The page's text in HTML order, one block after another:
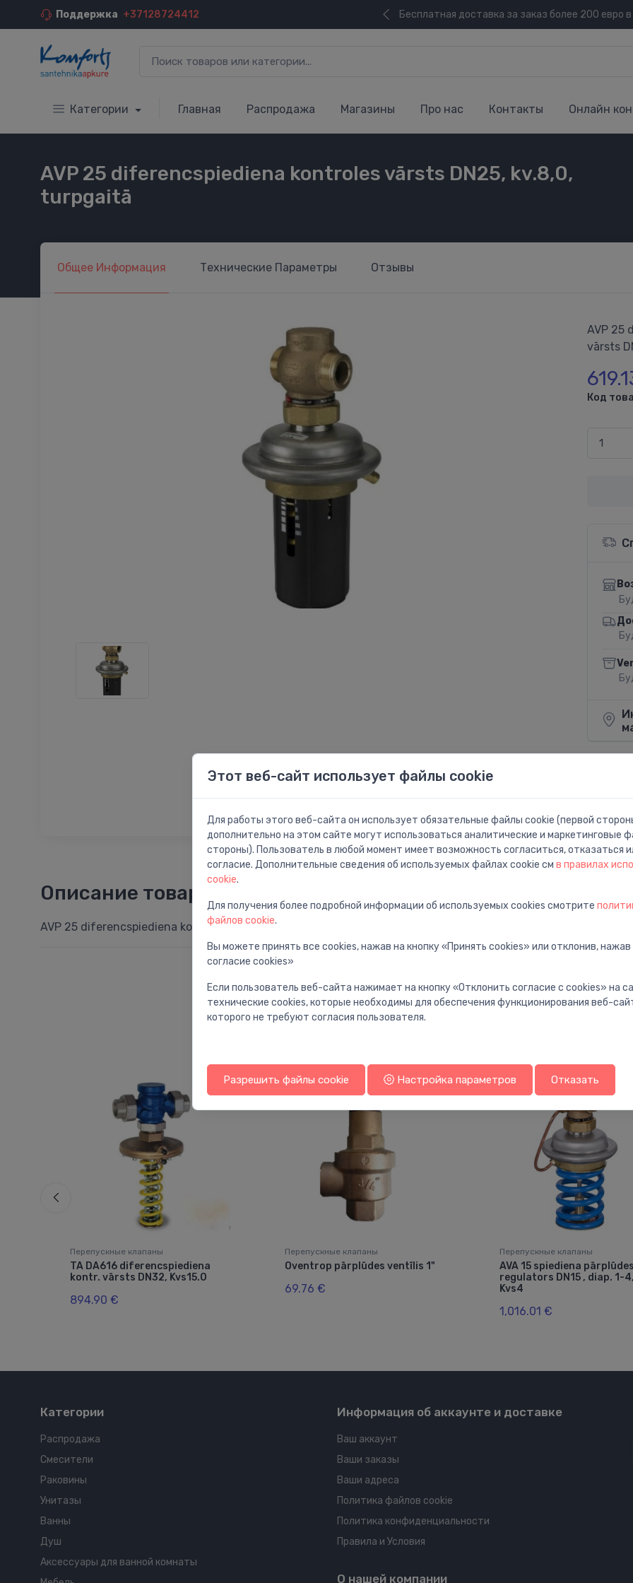
Поддержка +37128724412 Бесплатная доставка за заказ более 200 евро в
Категории Главная Распродажа Магазины Про нас Контакты Онлайн
AVP 25 diferencspiediena kontroles vārsts DN25, kv.8,0,
turpgaitā
Общее Информация Технические Параметры Отзывы
AVP 25
vārsts
Код
Описание товара
AVP 25 diferencspiediena kontroles vārsts DN25, kv.8,0, turpgaitā
Перепускные клапаны
TA DA616 diferencspiediena
kontr. vārsts DN32, Kvs15.0
894.90 €
Перепускные клапаны
Oventrop pārplūdes ventīlis 1"
69.76 €
Перепускные клапаны
AVA 15 spiediena pārplūdes
regulators DN15 , diap. 1-
Kvs4
1,016.01 €
Категории
Распродажа
Смесители
Раковины
Унитазы
Ванны
Душ
Аксессуары для ванной комнаты
Информация об аккаунте и доставке
Ваш аккаунт
Ваши заказы
Ваши адреса
Политика файлов cookie
Политика конфиденциальности
Правила и Условия
О нашей компании
Этот веб-сайт использует файлы cookie
Для работы этого веб-сайта он использует обязательные файлы cookie (первой
дополнительно на этом сайте могут использоваться аналитические и маркетинговые
стороны). Пользователь в любой момент имеет возможность согласиться, отказаться
согласие. Дополнительные сведения об используемых файлах cookie см в правилах
cookie.
Для получения более подробной информации об используемых cookies смотрите
файлов cookie.
Вы можете принять все cookies, нажав на кнопку «Принять cookies» или отклонив,
согласие cookies»
Если пользователь веб-сайта нажимает на кнопку «Отклонить согласие с cookies» на
технические cookies, которые необходимы для обеспечения функционирования веб-
которого не требуют согласия пользователя.
Разрешить файлы cookie Настройка параметров Отказать